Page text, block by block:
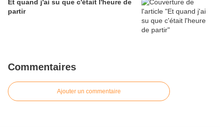
Et quand j'ai su que c'était l'heure de
partir
Commentaires
Ajouter un commentaire